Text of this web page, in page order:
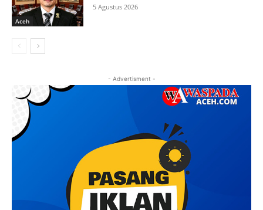
Aceh
5 Agustus 2026
- Advertisment -